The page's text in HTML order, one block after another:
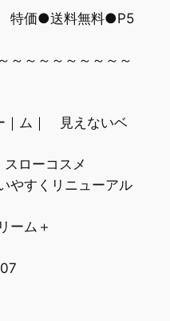
特価●送料無料●P5
～～～～～～～～～
｜ム｜ 見えないベ
ローコスメ
やすくリニューアル
ーム＋